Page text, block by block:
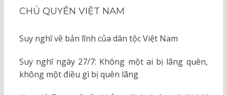
CHỦ QUYỀN VIỆT NAM
Suy nghĩ về bản lĩnh của dân tộc Việt Nam
Suy nghĩ ngày 27/7: Không một ai bị lãng quên,
không một điều gì bị quên lãng